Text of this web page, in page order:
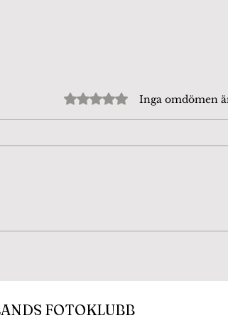
Betygsatt till 0 av 5
Inga omdömen
FOTOKLUBB